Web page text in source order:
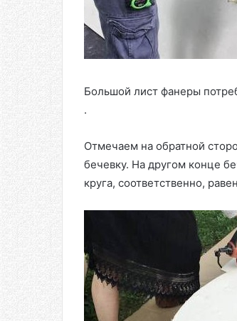
Большой лист фанеры
.
Отмечаем на обратной
бечевку. На другом конце
круга, соответственно,